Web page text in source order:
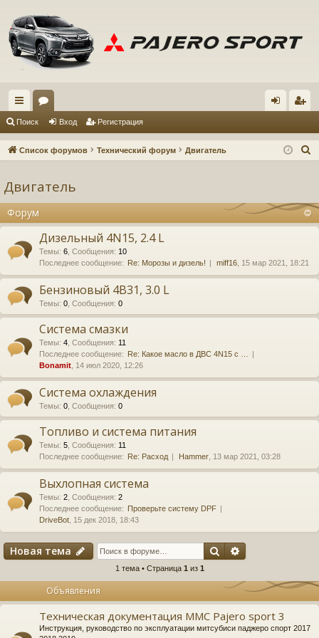
с
ы
и
ум д ис
ия
Поиск Вход Регистрация
Список форумов Технический форум Двигатель
Двигатель
Форум
Дизельный 4N15, 2.4 L
Темы: 6 Сообщения: 10
Последнее сообщение:
Re: Морозы и дизель! miff16 , 15 мар 2021, 18:21
Бензиновый 4B31, 3.0 L
Темы: 0 Сообщения: 0
Система смазки
Темы: 4 Сообщения: 11
Последнее сообщение:
Re: Какое масло в ДВС 4N15 с …
Bonamit , 14 июл 2020, 12:26
Система охлаждения
Темы: 0 Сообщения: 0
Топливо и система питания
Темы: 5 Сообщения: 11
Последнее сообщение:
Re: Расход Hammer , 13 мар 2021, 03:28
Выхлопная система
Темы: 2 Сообщения: 2
Последнее сообщение:
Проверьте систему DPF
DriveBot , 15 дек 2018, 18:43
Новая тема Поиск
1 тема • Страница 1 из 1
Объявления
Техническая документация MMC Pajero sport 3
Инструкция, руководство по эксплуатации митсубиси паджеро спорт 2017